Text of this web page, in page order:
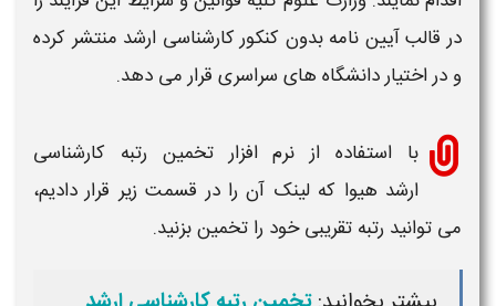
در قالب آیین نامه بدون کنکورکارشناسی ارشد منتشر کرده
و در اختیار دانشگاه های سراسری قرار می دهد.
با استفاده از نرم افزار تخمین رتبه کارشناسی
ارشد هیوا که لینک آن را در قسمت زیر قرار دادیم،
می توانید رتبه تقریبی خود را تخمین بزنید.